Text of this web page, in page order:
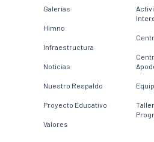
Galerías
Himno
Infraestructura
Noticias
Nuestro Respaldo
Proyecto Educativo
Valores